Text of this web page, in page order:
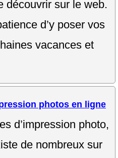
découvrir sur le web.
d’y poser vos
vacances et
photos en ligne
d’impression photo,
de nombreux sur